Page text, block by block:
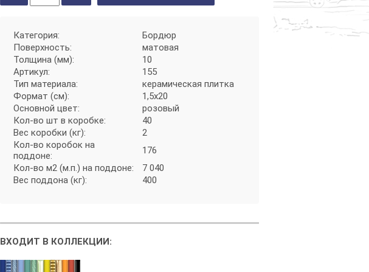
Категория:
Бордюр
Поверхность:
матовая
Толщина (мм):
10
Артикул:
155
Тип материала:
керамическая плитка
Формат (см):
1,5х20
Основной цвет:
розовый
Кол-во шт в коробке:
40
Вес коробки (кг):
2
Кол-во коробок на
поддоне:
176
Кол-во м2 (м.п.) на поддоне:
7 040
Вес поддона (кг):
400
ВХОДИТ В КОЛЛЕКЦИИ: